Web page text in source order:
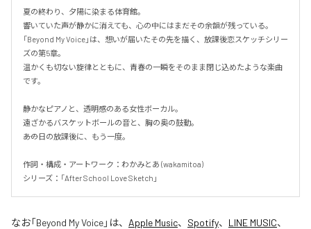
夏の終わり、夕陽に染まる体育館。
響いていた声が静かに消えても、心の中にはまだその余韻が残っている。
「Beyond My Voice」は、想いが届いたその先を描く、放課後恋スケッチシリー
ズの第5章。
温かくも切ない旋律とともに、青春の一瞬をそのまま閉じ込めたような楽曲
です。
静かなピアノと、透明感のある女性ボーカル。
遠ざかるバスケットボールの音と、胸の奥の鼓動。
――あの日の放課後に、もう一度。
作詞・構成・アートワーク：わかみとあ (wakamitoa)
シリーズ：「After School Love Sketch」
なお「Beyond My Voice」は、 Apple Music、 Spotify、 LINE MUSIC、